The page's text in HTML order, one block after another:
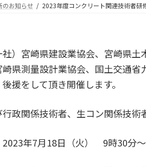
のお知らせ 2023年度コンクリート関連技術者研
）宮崎県建設業協会、宮崎県
県測量設計業協会、国土交通省
援をして頂き開催します。
政関係技術者、生コン関係技術
年7月18日（火） 9時30分～